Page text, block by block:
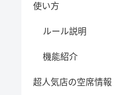
使い方
ルール説明
機能紹介
超人気店の空席情報